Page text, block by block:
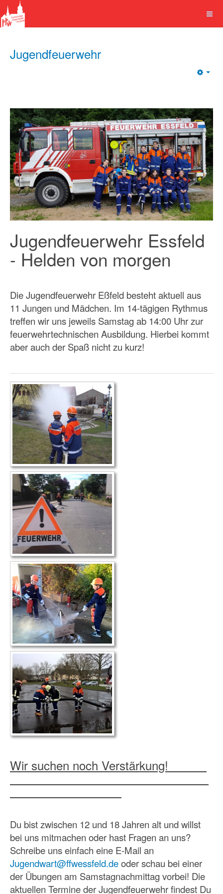
Jugendfeuerwehr
Jugendfeuerwehr Essfeld
- Helden von morgen
Die Jugendfeuerwehr Eßfeld besteht aktuell aus
11 Jungen und Mädchen. Im 14-tägigen Rythmus
treffen wir uns jeweils Samstag ab 14:00 Uhr zur
feuerwehrtechnischen Ausbildung. Hierbei kommt
aber auch der Spaß nicht zu kurz!
Wir suchen noch Verstärkung!
Du bist zwischen 12 und 18 Jahren alt und willst
bei uns mitmachen oder hast Fragen an uns?
Schreibe uns einfach eine E-Mail an
Jugendwart@ffwessfeld.deoder schau bei einer
der Übungen am Samstagnachmittag vorbei! Die
aktuellen Termine der Jugendfeuerwehr findest Du